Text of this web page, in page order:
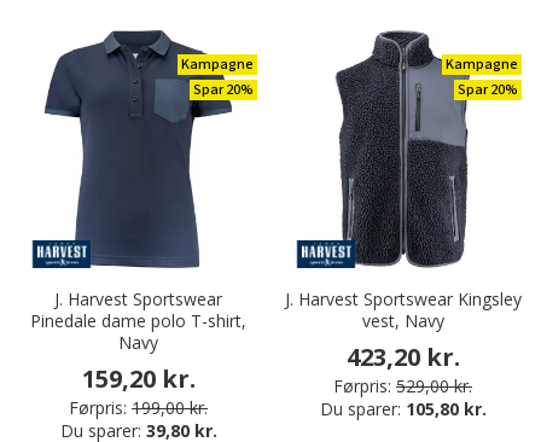
Kampagne
Spar 20%
J. Harvest Sportswear
Pinedale dame polo T-shirt,
Navy
159,20 kr.
Førpris: 199,00 kr.
Du sparer: 39,80 kr.
Kampagne
Spar 20%
J. Harvest Sportswear Kingsley
vest, Navy
423,20 kr.
Førpris: 529,00 kr.
Du sparer: 105,80 kr.